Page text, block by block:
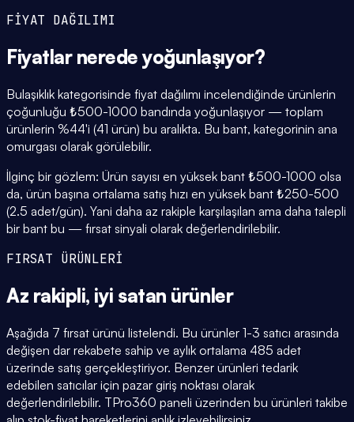
FİYAT DAĞILIMI
Fiyatlar nerede yoğunlaşıyor?
Bulaşıklık kategorisinde fiyat dağılımı incelendiğinde ürünlerin
çoğunluğu ₺500-1000 bandında yoğunlaşıyor — toplam
ürünlerin %44'i (41 ürün) bu aralıkta. Bu bant, kategorinin ana
omurgası olarak görülebilir.
İlginç bir gözlem: Ürün sayısı en yüksek bant ₺500-1000 olsa
da, ürün başına ortalama satış hızı en yüksek bant ₺250-500
(2.5 adet/gün). Yani daha az rakiple karşılaşılan ama daha talepli
bir bant bu — fırsat sinyali olarak değerlendirilebilir.
FIRSAT ÜRÜNLERİ
Az rakipli, iyi satan ürünler
Aşağıda 7 fırsat ürünü listelendi. Bu ürünler 1-3 satıcı arasında
değişen dar rekabete sahip ve aylık ortalama 485 adet
üzerinde satış gerçekleştiriyor. Benzer ürünleri tedarik
edebilen satıcılar için pazar giriş noktası olarak
değerlendirilebilir. TPro360 paneli üzerinden bu ürünleri takibe